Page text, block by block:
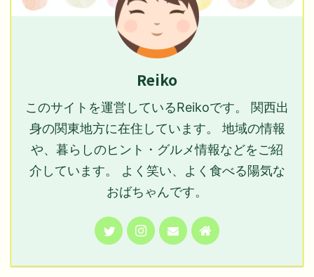
Reiko
このサイトを運営しているReikoです。 関西出
身の関東地方に在住しています。 地域の情報
や、暮らしのヒント・グルメ情報などをご紹
介しています。 よく笑い、よく食べる陽気な
おばちゃんです。